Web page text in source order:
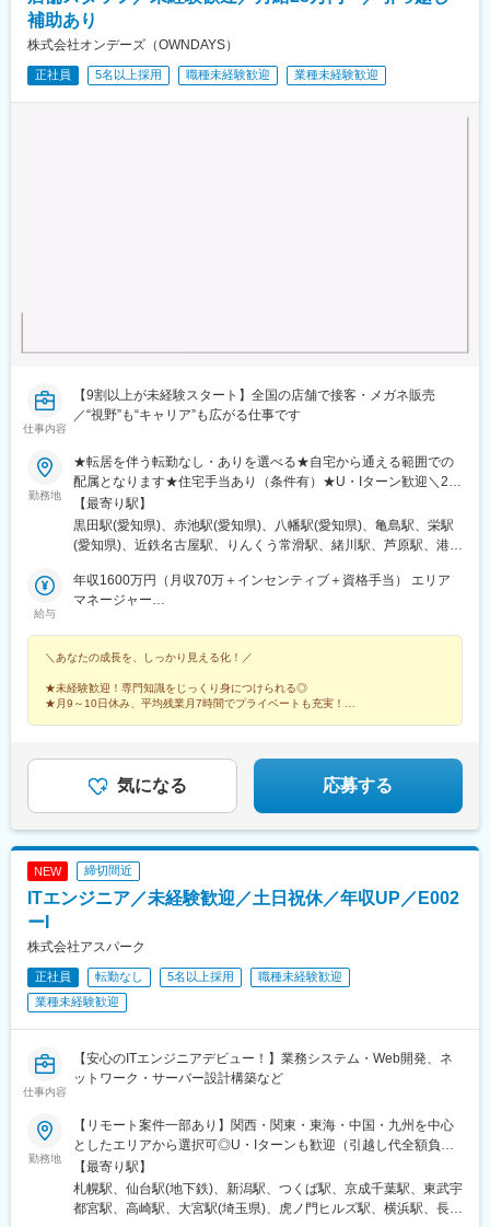
補助あり
株式会社オンデーズ（OWNDAYS）
正社員 5名以上採用 職種未経験歓迎 業種未経験歓迎
仕事内容
【9割以上が未経験スタート】全国の店舗で接客・メガネ販売
／“視野”も“キャリア”も広がる仕事です
勤務地
★転居を伴う転勤なし・ありを選べる★自宅から通える範囲での
配属となります★住宅手当あり（条件有）★U・Iターン歓迎＼26
年下期オープン！／イオンモール伊達店（福島県）西武飯能ぺぺ
店（埼玉県） ＼積極募集中店舗／新宿東口店、有楽町マルイ店、
渋谷ロフト店 他東京都内37店舗名古屋ゲートウォーク店、イオ
んばCITY店 他大阪府内15店舗＼エリアマネージャーが語る各エ
リアの魅力／★20代の若いスタッフが中心で、年齢が近いため和
流が盛んです！ （関東エリア）＜募集店舗一覧＞■東北秋田、福
島■関東東京、神奈川、千葉、埼玉、茨城、栃木■中部静岡、愛
四国岡山、島根■九州福岡、宮崎、長崎、佐賀、熊本、大分、鹿児
【最寄り駅】
黒田駅(愛知県)、赤池駅(愛知県)、八幡駅(愛知県)、亀島駅、栄駅
(愛知県)、近鉄名古屋駅、りんくう常滑駅、緒川駅、芦原駅、港区
中駅、上前津駅、ひたち野うしく駅、水戸駅、東海駅、岡山駅、
球場前駅(岡山県)、新加納駅、美濃青柳駅、土岐市駅、モレラ岐阜
馬総社駅、佐賀駅、虹ノ松原駅、浦和駅、さいたま新都心駅、大
宮駅(埼玉県)、浦和美園駅、南浦和駅、藤の牛島駅、小手指駅、所
沢駅、志木駅、ふかや花園駅、西川口駅、越谷レイクタウン駅、
北戸田駅、戸田公園駅、新三郷駅、朝霞駅、武蔵藤沢駅、鶴瀬
鹿児島中央駅前駅、羽後本荘駅、亀田駅、伊勢原駅、新綱島駅、
横浜駅、たまプラーザ駅、ゆめが丘駅、京急鶴見駅、鴨居駅、海
老名駅(相鉄・小田急)、大船駅、平塚駅、汐入駅、みなとみらい
駅、自動車学校前駅、野町駅、野々市駅(ＩＲいしかわ鉄道線)、宇
野気駅、森本駅、良川駅、小松駅、千葉ニュータウン中央駅、南
酒々井駅、新津田沼駅、成田駅、京成千葉駅、稲毛海岸駅、幕張
駅、新浦安駅、地区センター駅、ちはら台駅、木更津駅、宇野辺
駅、りんくうタウン駅、なんば駅(南海線)、長原駅(大阪府)、高槻
駅、忍ケ丘駅、大日駅、河内天美駅、大阪難波駅、近鉄日本橋
駅、大阪梅田駅(阪急線)、大阪駅、近鉄八尾駅、和泉中央駅、滝尾
駅、大分駅、長崎駅(長崎県)、大塔駅、大村駅(長崎県)、出雲市
駅、明治神宮前駅、渋谷駅、飯田橋駅、有楽町駅、京成上野駅、
大森海岸駅、銀座一丁目駅、市場前駅、玉川上水駅、武蔵小山
砂町駅、東京テレポート駅、新橋駅、新宿三丁目駅、新宿駅(東京
メトロ)、秋葉原駅、大手町駅(東京都)、秋津駅、高幡不動駅、豊
田駅、吉祥寺駅、後楽園駅、池袋駅、錦糸町駅、立川北駅、北千
住駅、佐野市駅、氏家駅、宇都宮大学陽東キャンパス駅、江曽島
駅、石動駅、西鉄久留米駅、大保駅、天拝山駅、東中間駅、唐人
町駅、西鉄福岡駅、竹下駅、福間駅、折尾駅、スペースワールド
給与
年収1600万円（月収70万＋インセンティブ＋資格手当） エリア
マネージャー
社歴5年
＼あなたの成長を、しっかり見える化！／
★未経験歓迎！専門知識をじっくり身につけられる◎
★月9～10日休み、平均残業月7時間でプライベートも充実！
気になる 応募する
NEW 締切間近
ITエンジニア／未経験歓迎／土日祝休／年収UP／E002
ーI
株式会社アスパーク
正社員 転勤なし 5名以上採用
職種未経験歓迎
業種未経験歓迎
仕事内容
【安心のITエンジニアデビュー！】業務システム・Web開発、ネ
ットワーク・サーバー設計構築など
勤務地
【リモート案件一部あり】関西・関東・東海・中国・九州を中心
としたエリアから選択可◎U・Iターンも歓迎（引越し代全額負担
など制度も完備！）◎プロジェクトにより、一部完全在宅／フル
リモート業務もあります。■関西エリア（大阪、京都、兵庫、奈
良、和歌山、滋賀）■関東エリア（東京、神奈川、千葉、埼玉、栃
【最寄り駅】
札幌駅、仙台駅(地下鉄)、新潟駅、つくば駅、京成千葉駅、東武宇
都宮駅、高崎駅、大宮駅(埼玉県)、虎ノ門ヒルズ駅、横浜駅、長野